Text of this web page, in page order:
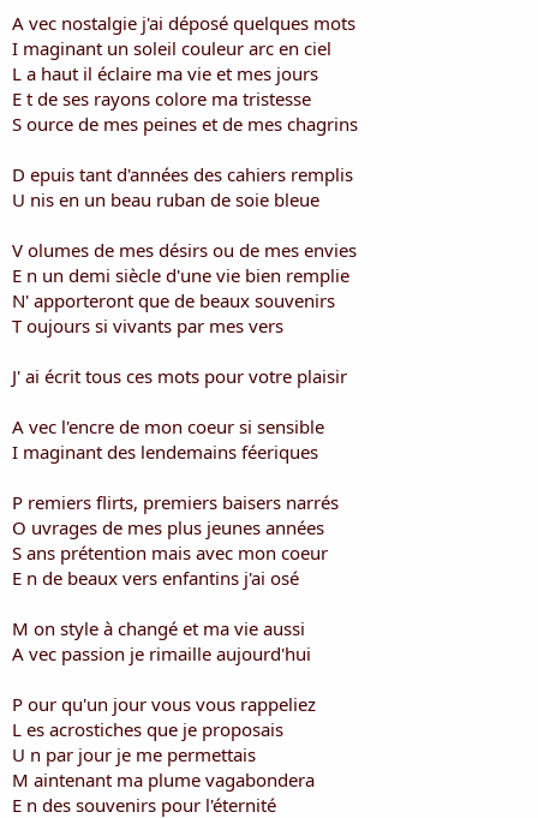
i
o
A vec nostalgie j'ai déposé quelques mots
I maginant un soleil couleur arc en ciel
L a haut il éclaire ma vie et mes jours
E t de ses rayons colore ma tristesse
S ource de mes peines et de mes chagrins
D epuis tant d'années des cahiers remplis
U nis en un beau ruban de soie bleue
V olumes de mes désirs ou de mes envies
E n un demi siècle d'une vie bien remplie
N' apporteront que de beaux souvenirs
T oujours si vivants par mes vers
J' ai écrit tous ces mots pour votre plaisir
A vec l'encre de mon coeur si sensible
I maginant des lendemains féeriques
P remiers flirts, premiers baisers narrés
O uvrages de mes plus jeunes années
S ans prétention mais avec mon coeur
E n de beaux vers enfantins j'ai osé
M on style à changé et ma vie aussi
A vec passion je rimaille aujourd'hui
P our qu'un jour vous vous rappeliez
L es acrostiches que je proposais
U n par jour je me permettais
M aintenant ma plume vagabondera
E n des souvenirs pour l'éternité